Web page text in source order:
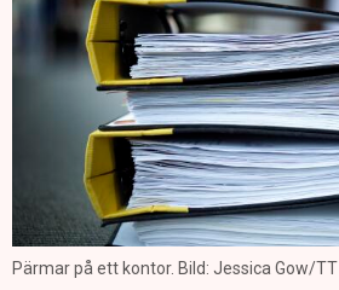
Pärmar på ett kontor. Bild: Jessica Gow/TT